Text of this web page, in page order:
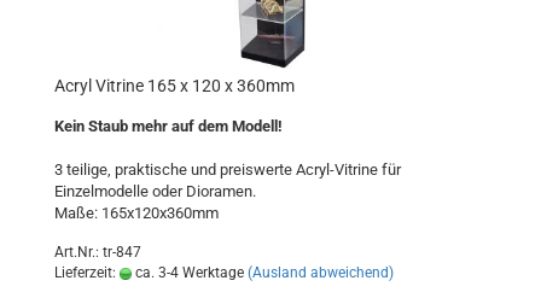
Acryl Vitrine 165 x 120 x 360mm
Kein Staub mehr auf dem Modell!
3 teilige, praktische und preiswerte Acryl-Vitrine für
Einzelmodelle oder Dioramen.
Maße: 165x120x360mm
Art.Nr.: tr-847
Lieferzeit:
ca. 3-4 Werktage (Ausland abweichend)